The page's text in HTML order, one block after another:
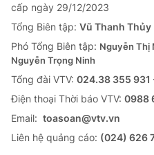
cấp ngày 29/12/2023
Tổng Biên tập: Vũ Thanh Thủy
Phó Tổng Biên tập: Nguyễn Thị
Nguyễn Trọng Ninh
Tổng đài VTV: 024.38 355
Ðiện thoại Thời báo VTV: 0988
Email: toasoan@vtv.vn
Liên hệ quảng cáo: (024) 626